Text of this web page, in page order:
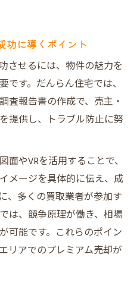
ョン買取の違いを比較
と最新動向
レミアム不動産売却術
市場動向を解説
値売却のコツ
取業者ランキング比較
す方必見
ム不動産売却体験談
ート体制を徹底紹介
の全ステップ解説
却で得られる満足感
功に導くポイント
させるには、物件の魅力を
です。だんらん住宅では、
査報告書の作成で、売主・
提供し、トラブル防止に努
やVRを活用することで、
メージを具体的に伝え、成
、多くの買取業者が参加す
は、競争原理が働き、相場
可能です。これらのポイン
リアでのプレミアム売却が